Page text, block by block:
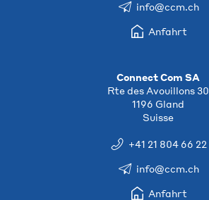
info@ccm.ch
Anfahrt
Connect Com SA
Rte des Avouillons 30
1196 Gland
Suisse
+41 21 804 66 22
info@ccm.ch
Anfahrt